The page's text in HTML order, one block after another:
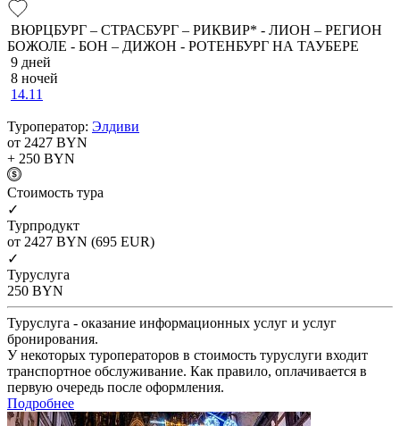
ВЮРЦБУРГ – СТРАСБУРГ – РИКВИР* - ЛИОН – РЕГИОН
БОЖОЛЕ - БОН – ДИЖОН - РОТЕНБУРГ НА ТАУБЕРЕ
9 дней
8 ночей
14.11
Туроператор: Элдиви
от 2427 BYN
+ 250 BYN
Cтоимость тура
✓
Турпродукт
от 2427 BYN (695 EUR)
✓
Туруслуга
250 BYN
Туруслуга - оказание информационных услуг и услуг
бронирования.
У некоторых туроператоров в стоимость туруслуги входит
транспортное обслуживание. Как правило, оплачивается в
первую очередь после оформления.
Подробнее